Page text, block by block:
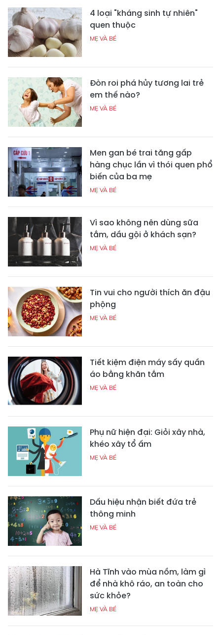
4 loại "kháng sinh tự nhiên"
quen thuộc
MẸ VÀ BÉ
Đòn roi phá hủy tương lai trẻ
em thế nào?
MẸ VÀ BÉ
Men gan bé trai tăng gấp
hàng chục lần vì thói quen phổ
biến của ba mẹ
MẸ VÀ BÉ
Vì sao không nên dùng sữa
tắm, dầu gội ở khách sạn?
MẸ VÀ BÉ
Tin vui cho người thích ăn đậu
phộng
MẸ VÀ BÉ
Tiết kiệm điện máy sấy quần
áo bằng khăn tắm
MẸ VÀ BÉ
Phụ nữ hiện đại: Giỏi xây nhà,
khéo xây tổ ấm
MẸ VÀ BÉ
Dấu hiệu nhận biết đứa trẻ
thông minh
MẸ VÀ BÉ
Hà Tĩnh vào mùa nồm, làm gì
để nhà khô ráo, an toàn cho
sức khỏe?
MẸ VÀ BÉ